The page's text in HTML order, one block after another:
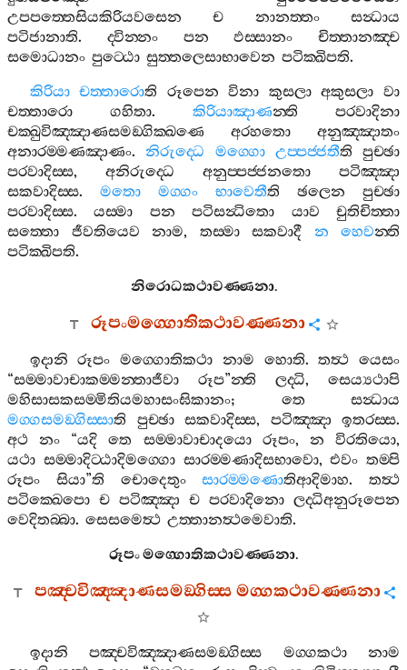
උපපත‍්තෙසියකිරියවසෙන
ච නානත‍්තං
සන්‍ධාය
පටිජානාති. ද‍්වින‍්නං පන ඵස‍්සානං
චිත‍්තානඤ‍්ච
සමොධානං පුට‍්ඨො සුත‍්තලෙසාභාවෙන පටික‍්ඛිපති.
කිරියා චත‍්තාරොති රූපෙන විනා කුසලා අකුසලා වා
චත‍්තාරො
ගහිතා. කිරියාඤාණන‍්ති
පරවාදිනා
චක‍්ඛුවිඤ‍්ඤාණසමඞ‍්ගික‍්ඛණෙ
අරහතො
අනුඤ‍්ඤාතං
අනාරම‍්මණඤාණං.නිරුද‍්ධෙ මග‍්ගො උප‍්පජ‍්ජතීති
පුච‍්ඡා
පරවාදිස‍්ස, අනිරුද‍්ධෙ අනුප‍්පජ‍්ජනතො
පටිඤ‍්ඤා
සකවාදිස‍්ස. මතො මග‍්ගං භාවෙතීති ඡලෙන
පුච‍්ඡා
පරවාදිස‍්ස.යස‍්මා පන පටිසන්‍ධිතො යාව
චුතිචිත‍්තා
සත‍්තො
ජීවතියෙව නාම, තස‍්මා සකවාදී න හෙවන‍්ති
පටික‍්ඛිපති.
නිරොධකථාවණ‍්ණනා.
රූපංමග‍්ගොතිකථාවණ‍්ණනා
ඉදානි රූපං මග‍්ගොතිකථා නාම හොති.තත්‍ථ යෙසං
“සම‍්මාවාචාකම‍්මන‍්තාජීවා රූප”න‍්ති ලද‍්ධි, සෙය්‍යථාපි
මහිසාසකසම‍්මිතියමහාසංඝිකානං; තෙ
සන්‍ධාය
මග‍්ගසමඞ‍්ගිස‍්සාති පුච‍්ඡා සකවාදිස‍්ස, පටිඤ‍්ඤා ඉතරස‍්ස.
අථ
නං “යදි තෙ සම‍්මාවාචාදයො රූපං, න විරතියො,
යථා සම‍්මාදිට‍්ඨාදිමග‍්ගො සාරම‍්මණාදිසභාවො,එවං තම‍්පි
රූපං
සියා”ති චොදෙතුං සාරම‍්මණොතිආදිමාහ. තත්‍ථ
පටික‍්ඛෙපො ච පටිඤ‍්ඤා ච පරවාදිනො ලද‍්ධිඅනුරූපෙන
වෙදිතබ‍්බා. සෙසමෙත්‍ථ උත‍්තානත්‍ථමෙවාති.
රූපංමග‍්ගොතිකථාවණ‍්ණනා.
පඤ‍්චවිඤ‍්ඤාණසමඞ‍්ගිස‍්සමග‍්ගකථාවණ‍්ණනා
ඉදානි පඤ‍්චවිඤ‍්ඤාණසමඞ‍්ගිස‍්ස මග‍්ගකථා
නාම